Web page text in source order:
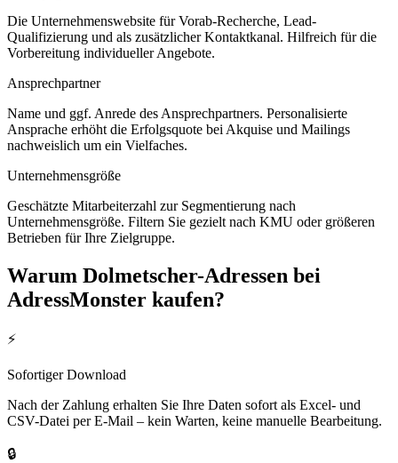
Die Unternehmenswebsite für Vorab-Recherche, Lead-
Qualifizierung und als zusätzlicher Kontaktkanal. Hilfreich für die
Vorbereitung individueller Angebote.
Ansprechpartner
Name und ggf. Anrede des Ansprechpartners. Personalisierte
Ansprache erhöht die Erfolgsquote bei Akquise und Mailings
nachweislich um ein Vielfaches.
Unternehmensgröße
Geschätzte Mitarbeiterzahl zur Segmentierung nach
Unternehmensgröße. Filtern Sie gezielt nach KMU oder größeren
Betrieben für Ihre Zielgruppe.
Warum Dolmetscher-Adressen bei
AdressMonster kaufen?
⚡
Sofortiger Download
Nach der Zahlung erhalten Sie Ihre Daten sofort als Excel- und
CSV-Datei per E-Mail – kein Warten, keine manuelle Bearbeitung.
🔒